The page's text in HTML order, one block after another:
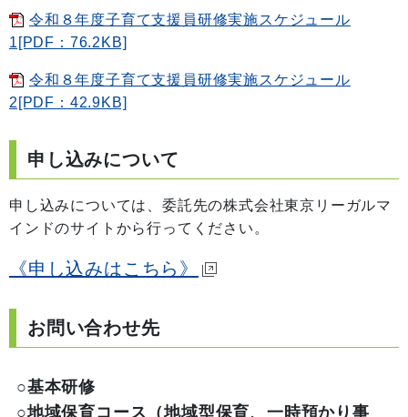
令和８年度子育て支援員研修実施スケジュール
1[PDF：76.2KB]
令和８年度子育て支援員研修実施スケジュール
2[PDF：42.9KB]
申し込みについて
申し込みについては、委託先の株式会社東京リーガルマ
インドのサイトから行ってください。
《申し込みはこちら》
お問い合わせ先
○基本研修
○地域保育コース（地域型保育、一時預かり事